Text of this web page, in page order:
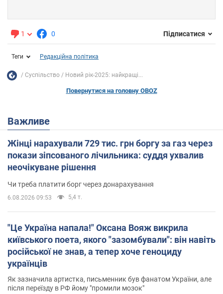
1 0 Підписатися
Теги Редакційна політика
Суспільство Новий рік-2025: найкращі...
Повернутися на головну OBOZ
Важливе
Жінці нарахували 729 тис. грн боргу за газ через
покази зіпсованого лічильника: суддя ухвалив
неочікуване рішення
Чи треба платити борг через донарахування
6.08.2026 09:53 5,4 т.
"Це Україна напала!" Оксана Вояж викрила
київського поета, якого "зазомбували": він навіть
російської не знав, а тепер хоче геноциду
українців
Як зазначила артистка, письменник був фанатом України, але
після переїзду в РФ йому "промили мозок"